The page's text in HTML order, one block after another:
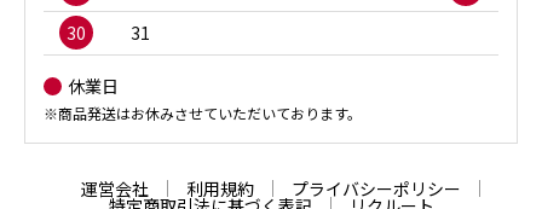
30
31
休業日
※商品発送はお休みさせていただいております。
運営会社 利用規約 プライバシーポリシー